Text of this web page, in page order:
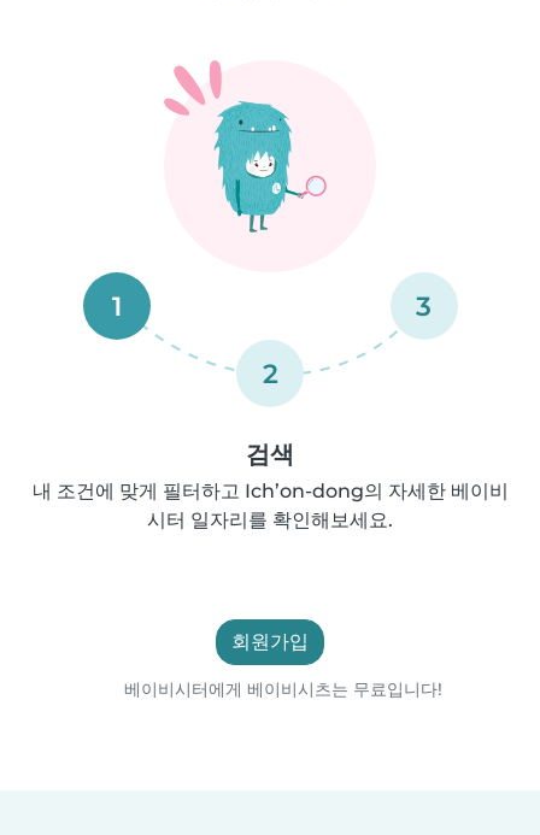
1
2
3
검색
내 조건에 맞게 필터하고 Ich’on-dong의 자세한 베이비
시터 일자리를 확인해보세요.
회원가입
베이비시터에게 베이비시츠는 무료입니다!